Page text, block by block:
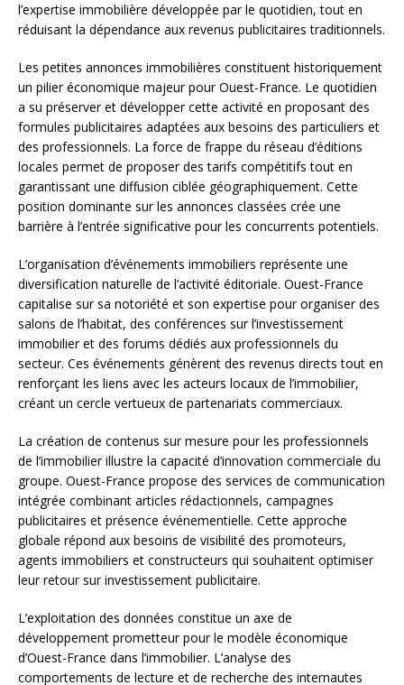
l’expertise immobilière développée par le quotidien, tout en
réduisant la dépendance aux revenus publicitaires traditionnels.
Les petites annonces immobilières constituent historiquement
un pilier économique majeur pour Ouest-France. Le quotidien
a su préserver et développer cette activité en proposant des
formules publicitaires adaptées aux besoins des particuliers et
des professionnels. La force de frappe du réseau d’éditions
locales permet de proposer des tarifs compétitifs tout en
garantissant une diffusion ciblée géographiquement. Cette
position dominante sur les annonces classées crée une
barrière à l’entrée significative pour les concurrents potentiels.
L’organisation d’événements immobiliers représente une
diversification naturelle de l’activité éditoriale. Ouest-France
capitalise sur sa notoriété et son expertise pour organiser des
salons de l’habitat, des conférences sur l’investissement
immobilier et des forums dédiés aux professionnels du
secteur. Ces événements génèrent des revenus directs tout en
renforçant les liens avec les acteurs locaux de l’immobilier,
créant un cercle vertueux de partenariats commerciaux.
La création de contenus sur mesure pour les professionnels
de l’immobilier illustre la capacité d’innovation commerciale du
groupe. Ouest-France propose des services de communication
intégrée combinant articles rédactionnels, campagnes
publicitaires et présence événementielle. Cette approche
globale répond aux besoins de visibilité des promoteurs,
agents immobiliers et constructeurs qui souhaitent optimiser
leur retour sur investissement publicitaire.
L’exploitation des données constitue un axe de
développement prometteur pour le modèle économique
d’Ouest-France dans l’immobilier. L’analyse des
comportements de lecture et de recherche des internautes